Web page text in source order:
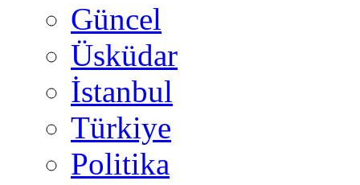
Güncel
Üsküdar
İstanbul
Türkiye
Politika